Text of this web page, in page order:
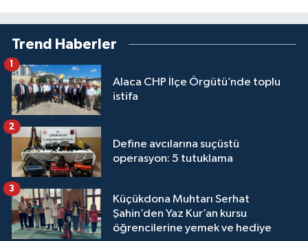
Trend Haberler
Alaca CHP İlçe Örgütü’nde toplu
istifa
1
Define avcılarına suçüstü
operasyon: 5 tutuklama
2
Küçükdona Muhtarı Serhat
Şahin’den Yaz Kur’an kursu
öğrencilerine yemek ve hediye
3